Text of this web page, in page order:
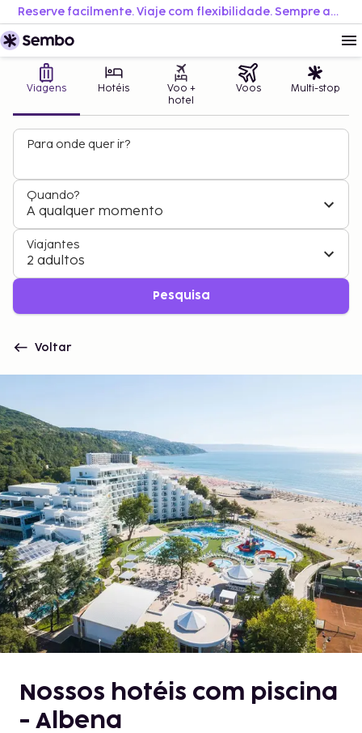
Reserve facilmente. Viaje com flexibilidade. Sempre ao melhor preço.
Viagens Hotéis
Voo +
hotel
Voos Multi-stop
Para onde quer ir?
Quando?
A qualquer momento
Viajantes
2 adultos
Pesquisa
Voltar
Nossos hotéis com piscina
- Albena